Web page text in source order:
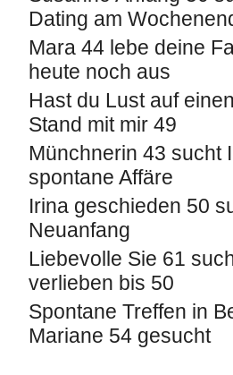
Dating am
Mara 44 lebe deine
heute noch aus
Hast du Lust auf
Stand mit mir 49
Münchnerin 43 sucht
spontane Affäre
Irina geschieden 50
Neuanfang
Liebevolle Sie 61
verlieben bis 50
Spontane Treffen in
Mariane 54 gesucht